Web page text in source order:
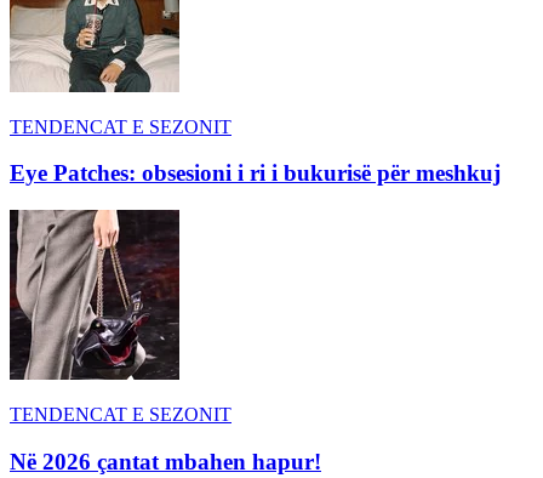
TENDENCAT E SEZONIT
Eye Patches: obsesioni i ri i bukurisë për meshkuj
TENDENCAT E SEZONIT
Në 2026 çantat mbahen hapur!